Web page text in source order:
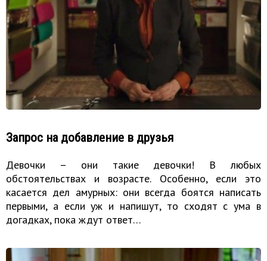
Запрос на добавление в друзья
Девочки – они такие девочки! В любых
обстоятельствах и возрасте. Особенно, если это
касается дел амурных: они всегда боятся написать
первыми, а если уж и напишут, то сходят с ума в
догадках, пока ждут ответ…